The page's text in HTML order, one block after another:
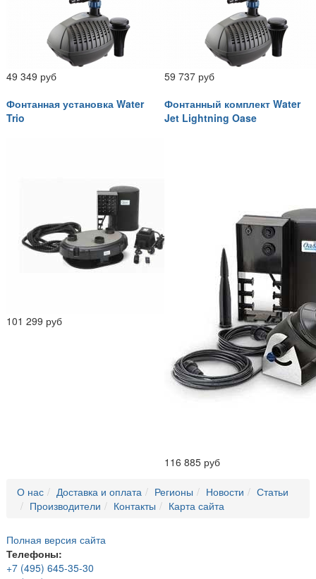
49 349 руб
59 737 руб
Фонтанная установка Water
Trio
101 299 руб
Фонтанный комплект Water
Jet Lightning Oase
116 885 руб
О нас Доставка и оплата Регионы Новости
Статьи
Производители
Контакты Карта сайта
Полная версия сайта
Телефоны:
+7 (495) 645-35-30